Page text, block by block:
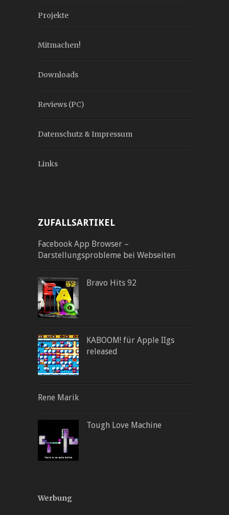
Projekte
Mitmachen!
Downloads
Reviews (PC)
Datenschutz & Impressum
Links
ZUFALLSARTIKEL
Facebook App Browser –
Darstellungsprobleme bei Webseiten
Bravo Hits 92
KABOOM! für Apple IIgs
released
Rene Marik
Tough Love Machine
Werbung